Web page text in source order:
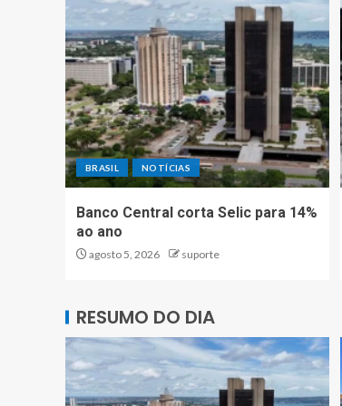
BRASIL NOTÍCIAS
Banco Central corta Selic para 14%
ao ano
agosto 5, 2026 suporte
RESUMO DO DIA